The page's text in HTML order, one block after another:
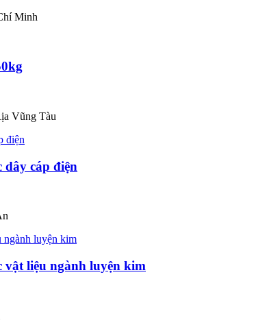
Minh
Vũng Tàu
dây cáp điện
vật liệu ngành luyện kim